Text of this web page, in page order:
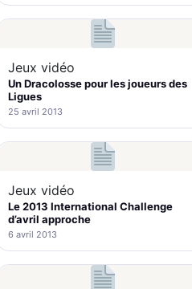
Jeux vidéo
Un Dracolosse pour les joueurs des
Ligues
25 avril 2013
Jeux vidéo
Le 2013 International Challenge
d’avril approche
6 avril 2013